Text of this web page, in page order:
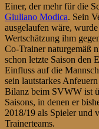
Einer, der mehr für die
Giuliano Modica. Sein
ausgelaufen wäre,
Wertschätzung ihm
Co-Trainer naturgemäß
schon letzte Saison den
Einfluss auf die
sein lautstarkes
Bilanz beim SVWW ist
Saisons, in denen er
2018/19 als Spieler und
Trainerteams.